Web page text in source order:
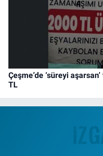
Çeşme’de ‘süreyi
TL